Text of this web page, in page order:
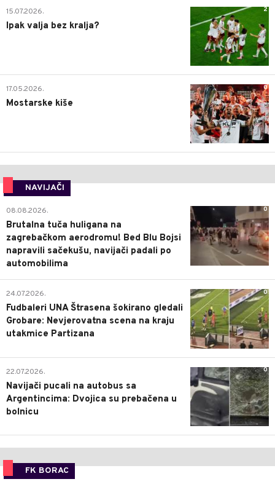
2
15.07.2026.
Ipak valja bez kralja?
0
17.05.2026.
Mostarske kiše
NAVIJAČI
0
08.08.2026.
Brutalna tuča huligana na
zagrebačkom aerodromu! Bed Blu Bojsi
napravili sačekušu, navijači padali po
automobilima
0
24.07.2026.
Fudbaleri UNA Štrasena šokirano gledali
Grobare: Nevjerovatna scena na kraju
utakmice Partizana
0
22.07.2026.
Navijači pucali na autobus sa
Argentincima: Dvojica su prebačena u
bolnicu
FK BORAC